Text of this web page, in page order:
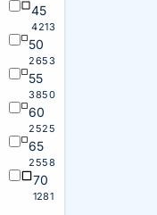
45
4213
50
2653
55
3850
60
2525
65
2558
70
1281